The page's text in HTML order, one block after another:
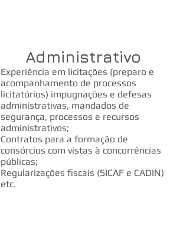
Administrativo
Experiência em licitações (preparo e
acompanhamento de processos
licitatórios) impugnações e defesas
administrativas, mandados de
segurança, processos e recursos
administrativos;
Contratos para a formação de
consórcios com vistas à concorrências
públicas;
Regularizações fiscais (SICAF e CADIN)
etc.